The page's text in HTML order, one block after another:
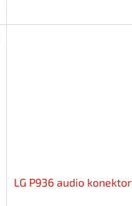
LG P936 audio konektor